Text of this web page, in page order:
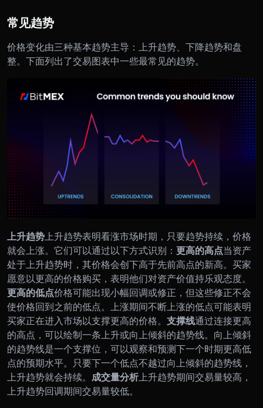
常见趋势
价格变化由三种基本趋势主导：上升趋势、下降趋势和盘
整。下面列出了交易图表中一些最常见的趋势。
上升趋势 上升趋势表明看涨市场时期，只要趋势持续，价格
就会上涨。它们可以通过以下方式识别： 更高的高点当资产
处于上升趋势时，其价格会创下高于先前高点的新高。买家
愿意以更高的价格购买，表明他们对资产价值持乐观态度。
更高的低点价格可能出现小幅回调或修正，但这些修正不会
使价格回到之前的低点。上涨期间不断上涨的低点可能表明
买家正在进入市场以支撑更高的价格。 支撑线通过连接更高
的高点，可以绘制一条上升或向上倾斜的趋势线。向上倾斜
的趋势线是一个支撑位，可以观察和预测下一个时期更高低
点的预期水平。只要下一个低点不越过向上倾斜的趋势线，
上升趋势就会持续。 成交量分析 上升趋势期间交易量较高，
上升趋势回调期间交易量较低。